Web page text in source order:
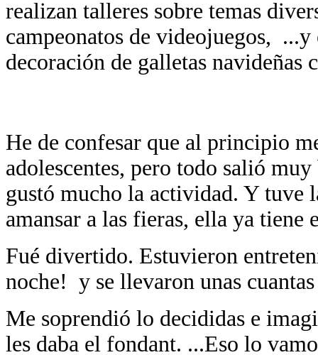
realizan talleres sobre temas
campeonatos de videojuegos,
decoración de galletas navideñas
He de confesar que al principio
adolescentes, pero todo salió
gustó mucho la actividad. Y tuve
amansar a las fieras, ella ya tiene
Fué divertido. Estuvieron
noche! y se llevaron unas
Me soprendió lo decididas e
les daba el fondant. ...Eso lo